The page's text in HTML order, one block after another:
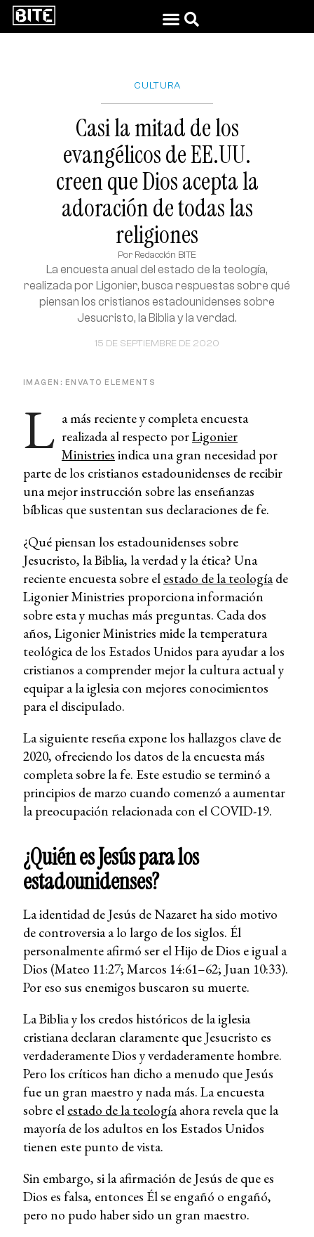
CULTURA
Casi la mitad de los
evangélicos de EE.UU.
creen que Dios acepta la
adoración de todas las
religiones
Por Redacción BITE
15 DE SEPTIEMBRE DE 2020
La encuesta anual del estado de la teología,
realizada por Ligonier, busca respuestas sobre qué
piensan los cristianos estadounidenses sobre
Jesucristo, la Biblia y la verdad.
IMAGEN: ENVATO ELEMENTS
L a más reciente y completa encuesta
realizada al respecto porLigonier
Ministries indica una gran necesidad por
parte de los cristianos estadounidenses de recibir
una mejor instrucción sobre las enseñanzas
bíblicas que sustentan sus declaraciones de fe.
¿Qué piensan los estadounidenses sobre
Jesucristo, la Biblia, la verdad y la ética? Una
reciente encuesta sobre el estado de la teologíade
Ligonier Ministries proporciona información
sobre esta y muchas más preguntas. Cada dos
años, Ligonier Ministries mide la temperatura
teológica de los Estados Unidos para ayudar a los
cristianos a comprender mejor la cultura actual y
equipar a la iglesia con mejores conocimientos
para el discipulado.
La siguiente reseña expone los hallazgos clave de
2020, ofreciendo los datos de la encuesta más
completa sobre la fe. Este estudio se terminó a
principios de marzo cuando comenzó a aumentar
la preocupación relacionada con el COVID-19.
¿Quién es Jesús para los
estadounidenses?
La identidad de Jesús de Nazaret ha sido motivo
de controversia a lo largo de los siglos. Él
personalmente afirmó ser el Hijo de Dios e igual a
Dios (Mateo 11:27; Marcos 14:61–62; Juan 10:33).
Por eso sus enemigos buscaron su muerte.
La Biblia y los credos históricos de la iglesia
cristiana declaran claramente que Jesucristo es
verdaderamente Dios y verdaderamente hombre.
Pero los críticos han dicho a menudo que Jesús
fue un gran maestro y nada más. La encuesta
sobre el estado de la teologíaahora revela que la
mayoría de los adultos en los Estados Unidos
tienen este punto de vista.
Sin embargo, si la afirmación de Jesús de que es
Dios es falsa, entonces Él se engañó o engañó,
pero no pudo haber sido un gran maestro.